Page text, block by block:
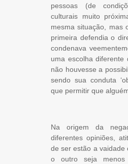
pessoas (de
culturais muito
mesma situação, mas
primeira defendia o
condenava
uma escolha diferente
não houvesse a
sendo sua conduta
que permitir que
Na origem da
diferentes opiniões,
de ser estão a vaidade
o outro seja menos